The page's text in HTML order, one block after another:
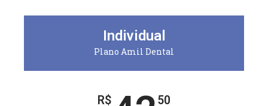
Individual
Plano Amil Dental
R$ 50